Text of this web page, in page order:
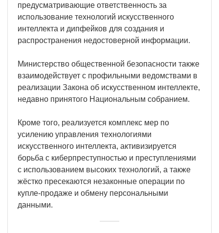
предусматривающие ответственность за
использование технологий искусственного
интеллекта и дипфейков для создания и
распространения недостоверной информации.
Министерство общественной безопасности также
взаимодействует с профильными ведомствами в
реализации Закона об искусственном интеллекте,
недавно принятого Национальным собранием.
Кроме того, реализуется комплекс мер по
усилению управления технологиями
искусственного интеллекта, активизируется
борьба с киберпреступностью и преступлениями
с использованием высоких технологий, а также
жёстко пресекаются незаконные операции по
купле-продаже и обмену персональными
данными.